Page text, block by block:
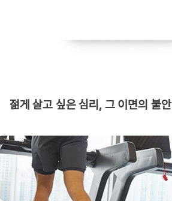
​젊게 살고 싶은 심리, 그 이면의 불안